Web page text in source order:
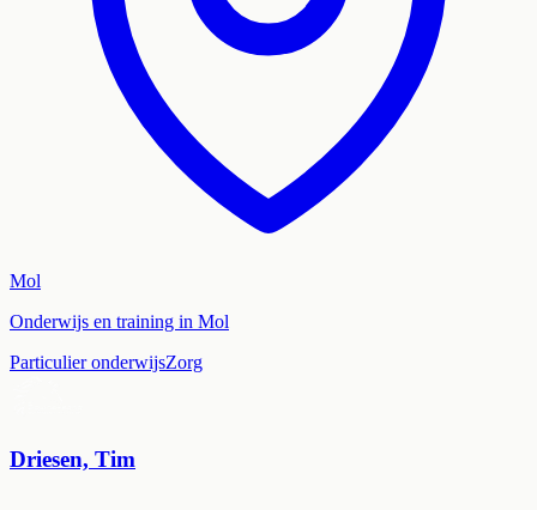
Mol
Onderwijs en training in Mol
Particulier onderwijsZorg
Driesen, Tim